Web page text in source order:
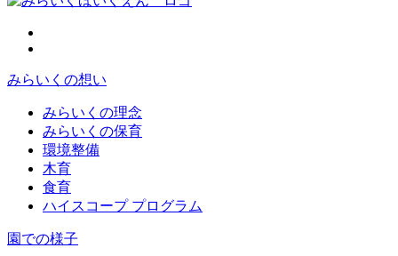
みらいくの想い
みらいくの理念
みらいくの保育
環境整備
木育
食育
ハイスコープ プログラム
園での様子